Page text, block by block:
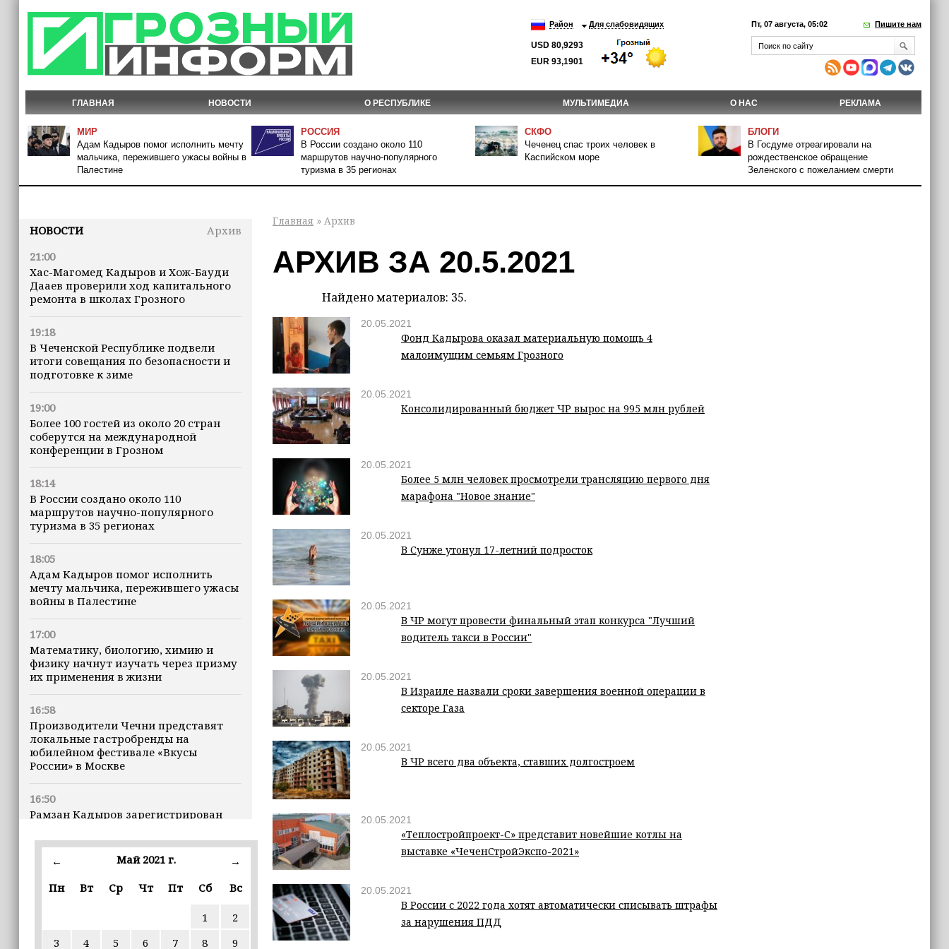
Район Для слабовидящих
USD 80,9293
EUR 93,1901
Пт, 07 августа, 05:02 Пишите нам
ГЛАВНАЯ НОВОСТИ О РЕСПУБЛИКЕ МУЛЬТИМЕДИА О НАС РЕКЛАМА
МИР
Адам Кадыров помог исполнить мечту
мальчика, пережившего ужасы войны в
Палестине
РОССИЯ
В России создано около 110
маршрутов научно-популярного
туризма в 35 регионах
СКФО
Чеченец спас троих человек в
Каспийском море
БЛОГИ
В Госдуме отреагировали на
рождественское обращение
Зеленского с пожеланием смерти
НОВОСТИ
Архив
21:00
Хас-Магомед Кадыров и Хож-Бауди
Дааев проверили ход капитального
ремонта в школах Грозного
19:18
В Чеченской Республике подвели
итоги совещания по безопасности и
подготовке к зиме
19:00
Более 100 гостей из около 20 стран
соберутся на международной
конференции в Грозном
18:14
В России создано около 110
маршрутов научно-популярного
туризма в 35 регионах
18:05
Адам Кадыров помог исполнить
мечту мальчика, пережившего ужасы
войны в Палестине
17:00
Математику, биологию, химию и
физику начнут изучать через призму
их применения в жизни
16:58
Производители Чечни представят
локальные гастробренды на
юбилейном фестивале «Вкусы
России» в Москве
16:50
Рамзан Кадыров зарегистрирован
16:47
землетрясения, рассказала
16:12
← Май 2021 г.
→
Пн
Вт Ср Чт Пт Сб Вс
1
2
3
4 5 6 7 8 9
Главная » Архив
АРХИВ ЗА 20.5.2021
Найдено материалов: 35.
20.05.2021
Фонд Кадырова оказал материальную помощь 4
малоимущим семьям Грозного
20.05.2021
Консолидированный бюджет ЧР вырос на 995 млн рублей
20.05.2021
Более 5 млн человек просмотрели трансляцию первого дня
марафона "Новое знание"
20.05.2021
В Сунже утонул 17-летний подросток
20.05.2021
В ЧР могут провести финальный этап конкурса "Лучший
водитель такси в России"
20.05.2021
В Израиле назвали сроки завершения военной операции в
секторе Газа
20.05.2021
В ЧР всего два объекта, ставших долгостроем
20.05.2021
«Теплостройпроект-С» представит новейшие котлы на
выставке «ЧеченСтройЭкспо-2021»
20.05.2021
В России с 2022 года хотят автоматически списывать штрафы
за нарушения ПДД